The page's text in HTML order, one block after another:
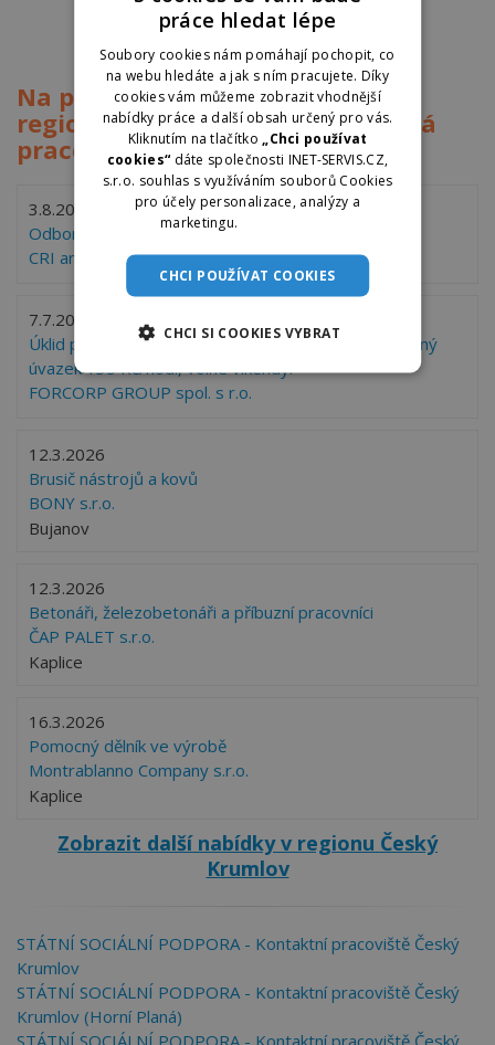
Na praceunas.cz evidujeme v
regionu Český Krumlov tato volná
pracovní místa
3.8.2026
Odborný poradce / prodejce osiv (m/ž)
CRI ameba.eu, s.r.o.
7.7.2026
Úklid pro OZP/ID Sídlo ČKRF Český Krumlov, zkrácený
úvazek 135 Kč/hod., volné víkendy.
FORCORP GROUP spol. s r.o.
12.3.2026
Brusič nástrojů a kovů
BONY s.r.o.
Bujanov
12.3.2026
Betonáři, železobetonáři a příbuzní pracovníci
ČAP PALET s.r.o.
Kaplice
16.3.2026
Pomocný dělník ve výrobě
Montrablanno Company s.r.o.
Kaplice
Zobrazit další nabídky v regionu Český
Krumlov
STÁTNÍ SOCIÁLNÍ PODPORA - Kontaktní pracoviště Český
Krumlov
STÁTNÍ SOCIÁLNÍ PODPORA - Kontaktní pracoviště Český
Krumlov (Horní Planá)
STÁTNÍ SOCIÁLNÍ PODPORA - Kontaktní pracoviště Český
práce hledat lépe
Soubory cookies nám pomáhají pochopit, co
na webu hledáte a jak s ním pracujete. Díky
cookies vám můžeme zobrazit vhodnější
nabídky práce a další obsah určený pro vás.
Kliknutím na tlačítko„Chci používat
cookies“ dáte společnosti INET-SERVIS.CZ,
s.r.o. souhlas s využíváním souborů Cookies
pro účely personalizace, analýzy a
marketingu.
CHCI POUŽÍVAT COOKIES
CHCI SI COOKIES VYBRAT